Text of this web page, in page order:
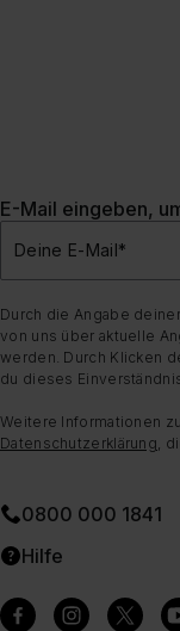
E-Mail eingeben,
Deine E-Mail*
Durch die Angabe
von uns über aktuelle
werden. Durch Klicken
du dieses
Weitere Informationen
Datenschutzerklärung ,
0800 000 1841
Hilfe